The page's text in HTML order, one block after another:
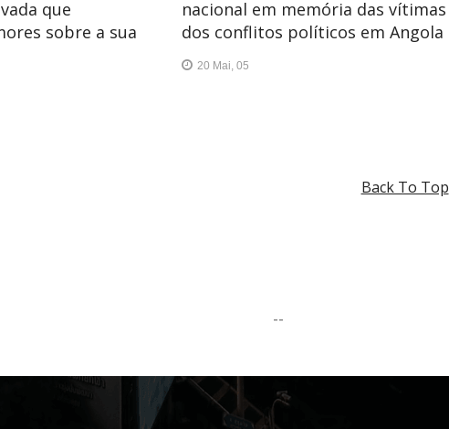
que
sobre a sua
nacional em memória das vítimas
dos conflitos políticos em Angola
20 Mai, 05
Back To Top
--